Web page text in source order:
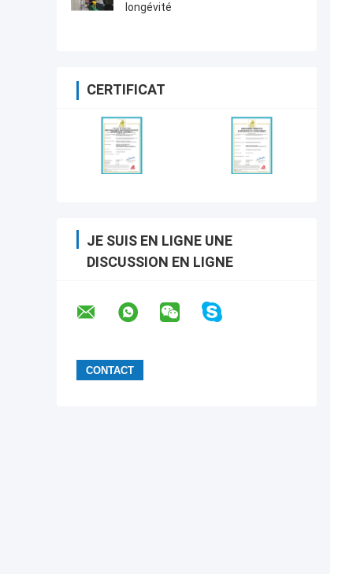
longévité
CERTIFICAT
JE SUIS EN LIGNE UNE
DISCUSSION EN LIGNE